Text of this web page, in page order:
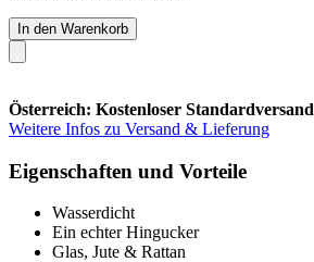
In den Warenkorb
Österreich: Kostenloser Standardversand
Weitere Infos zu Versand & Lieferung
Eigenschaften und Vorteile
Wasserdicht
Ein echter Hingucker
Glas, Jute & Rattan